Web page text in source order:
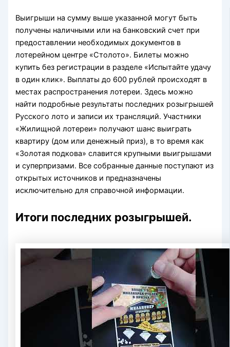
Выигрыши на сумму выше указанной могут быть
получены наличными или на банковский счет при
предоставлении необходимых документов в
лотерейном центре «Столото». Билеты можно
купить без регистрации в разделе «Испытайте удачу
в один клик». Выплаты до 600 рублей происходят в
местах распространения лотереи. Здесь можно
найти подробные результаты последних розыгрышей
Русского лото и записи их трансляций. Участники
«Жилищной лотереи» получают шанс выиграть
квартиру (дом или денежный приз), в то время как
«Золотая подкова» славится крупными выигрышами
и суперпризами. Все собранные данные поступают из
открытых источников и предназначены
исключительно для справочной информации.
Итоги последних розыгрышей.